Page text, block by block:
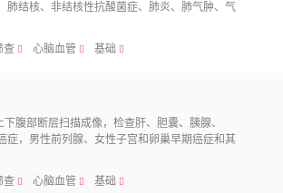
肺结核、非结核性抗酸菌症、肺炎、肺气肿、气
查 􀧙 心脑血管 􀧙 基础 􀧙
下腹部断层扫描成像，检查肝、胆囊、胰腺、
症，男性前列腺、女性子宫和卵巢早期癌症和其
查 􀧙 心脑血管 􀧙 基础 􀧙